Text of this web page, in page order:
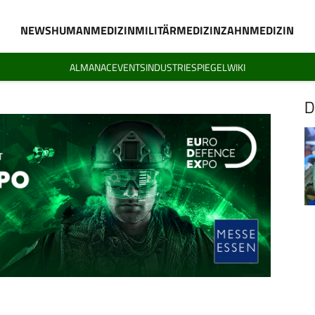
NEWSHUMANMEDIZINMILITÄRMEDIZINZAHNMEDIZIN
ALMANACEVENTSINDUSTRIESPIEGELWIKI